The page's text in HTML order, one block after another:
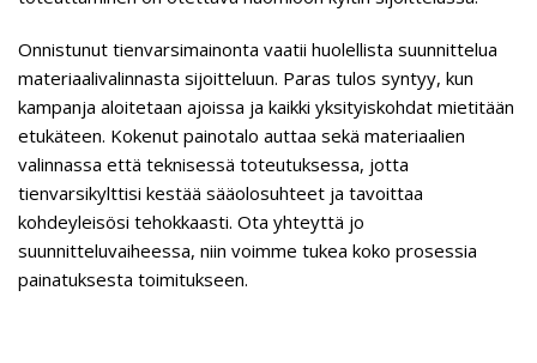
Onnistunut tienvarsimainonta vaatii huolellista suunnittelua
materiaalivalinnasta sijoitteluun. Paras tulos syntyy, kun
kampanja aloitetaan ajoissa ja kaikki yksityiskohdat mietitään
etukäteen. Kokenut painotalo auttaa sekä materiaalien
valinnassa että teknisessä toteutuksessa, jotta
tienvarsikylttisi kestää sääolosuhteet ja tavoittaa
kohdeyleisösi tehokkaasti. Ota yhteyttä jo
suunnitteluvaiheessa, niin voimme tukea koko prosessia
painatuksesta toimitukseen.